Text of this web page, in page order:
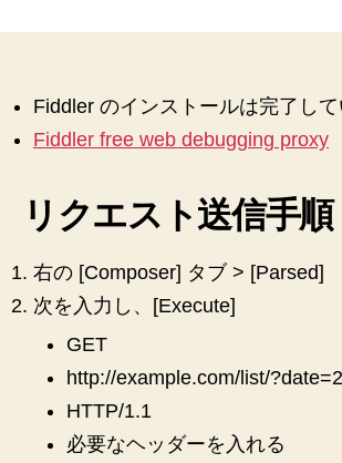
Fiddler
で
確
る
順
モ
Fiddler のインストールは完了し
Fiddler free web debugging proxy
リクエスト送信手順
右の [Composer] タブ > [Parsed]
次を入力し、[Execute]
GET
http://example.com/list/
HTTP/1.1
必要なヘッダーを入れる